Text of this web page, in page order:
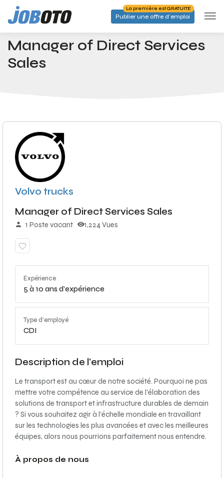
Skip to main content
Publier une offre d'emploi
La première est GRATUITE
Accueil Emplois Manager of Direct Services Sales
Manager of Direct Services
Sales
Volvo trucks
Manager of Direct Services Sales
1 Poste vacant 1,224 Vues
Expérience
5 à 10 ans d'expérience
Type d'employé
CDI
Description de l'emploi
Le transport est au cœur de notre société. Pourquoi ne pas
mettre votre compétence au service de l’élaboration des
solutions de transport et infrastructure durables de demain
? Si vous souhaitez agir à l'échelle mondiale en travaillant
sur les technologies les plus avancées et avec les meilleures
équipes, alors nous pourrions parfaitement nous entendre.
À propos de nous